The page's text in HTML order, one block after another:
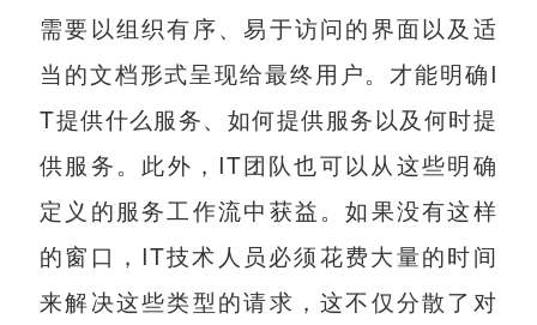
需要以组织有序、易于访问的界面以及适
当的文档形式呈现给最终用户。才能明确I
T提供什么服务、如何提供服务以及何时提
供服务。此外，IT团队也可以从这些明确
定义的服务工作流中获益。如果没有这样
的窗口，IT技术人员必须花费大量的时间
来解决这些类型的请求，这不仅分散了对